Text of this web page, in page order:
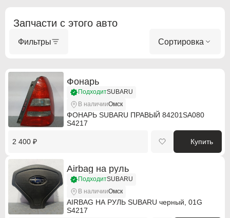
Запчасти с этого авто
Фильтры Сортировка
Фонарь
В наличииОмск
ПодходитSUBARU
ФОНАРЬ SUBARU ПРАВЫЙ 84201SA080
S4217
2 400 ₽ Купить
Airbag на руль
В наличииОмск
ПодходитSUBARU
AIRBAG НА РУЛЬ SUBARU черный, 01G
S4217
Citroen
Citroen PSA
Dacia
DS Automobiles
Fiat
Fiat Professional
Citroen
Citroen PSA
Dacia
DS Automobiles
Fiat
Fiat Professional